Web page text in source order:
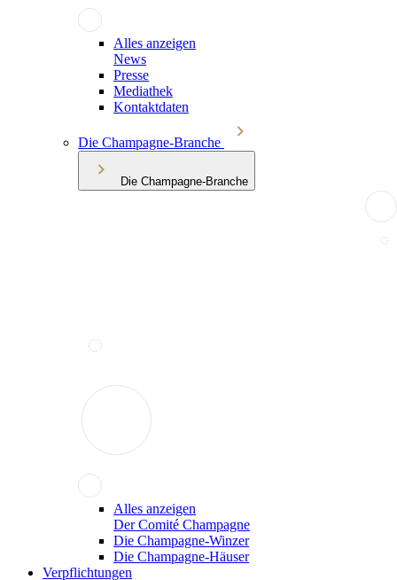
Alles anzeigen
News
Presse
Mediathek
Kontaktdaten
Die Champagne-Branche
Die Champagne-Branche
Alles anzeigen
Der Comité Champagne
Die Champagne-Winzer
Die Champagne-Häuser
Verpflichtungen